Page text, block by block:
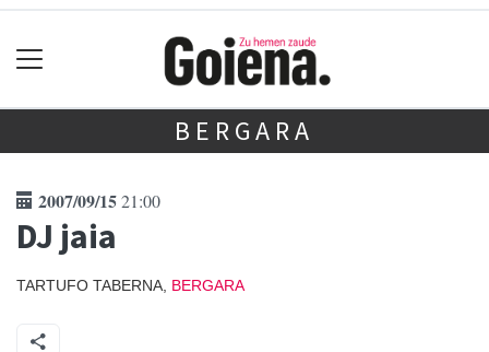
BERGARA
2007/09/1521:00
DJ jaia
TARTUFO TABERNA, BERGARA